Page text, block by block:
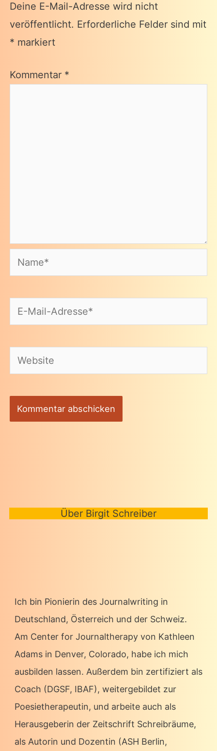
Deine E-Mail-Adresse wird nicht
veröffentlicht. Erforderliche Felder sind mit
* markiert
Kommentar *
Name*
E-
Mail-
Website
Über Birgit Schreiber
Ich bin Pionierin des Journalwriting in
Deutschland, Österreich und der Schweiz.
Am Center for Journaltherapy von Kathleen
Adams in Denver, Colorado, habe ich mich
ausbilden lassen. Außerdem bin zertifiziert als
Coach (DGSF, IBAF), weitergebildet zur
Poesietherapeutin, und arbeite auch als
Herausgeberin der Zeitschrift Schreibräume,
als Autorin und Dozentin (ASH Berlin,